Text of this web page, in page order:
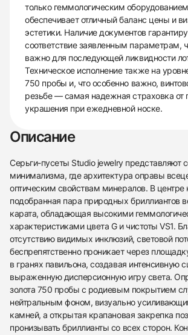
только геммологическим
обеспечивает отличный баланс цены и
эстетики. Наличие документов
соответствие заявленным параметрам,
важно для последующей ликвидности
Техническое исполнение также на
750 пробы и, что особенно важно,
резьбе — самая надежная страховка от
украшения при ежедневной носке.
Описание
Серьги-пусеты Studio jewelry представляют
минимализма, где архитектура оправы
оптическим свойствам минералов. В
подобранная пара природных бриллиантов
карата, обладающая высокими
характеристиками цвета G и чистоты VS1.
отсутствию видимых инклюзий, световой
беспрепятственно проникает через
в гранях павильона, создавая интенсивную
выраженную дисперсионную игру света.
золота 750 пробы с родиевым покрытием
нейтральным фоном, визуально
камней, а открытая крапановая закрепка
пронизывать бриллианты со всех сторон.